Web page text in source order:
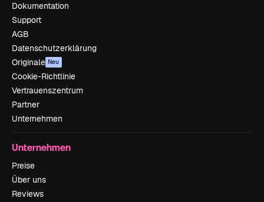
Dokumentation
Support
AGB
Datenschutzerklärung
Originale Neu
Cookie-Richtlinie
Vertrauenszentrum
Partner
Unternehmen
Unternehmen
Preise
Über uns
Reviews